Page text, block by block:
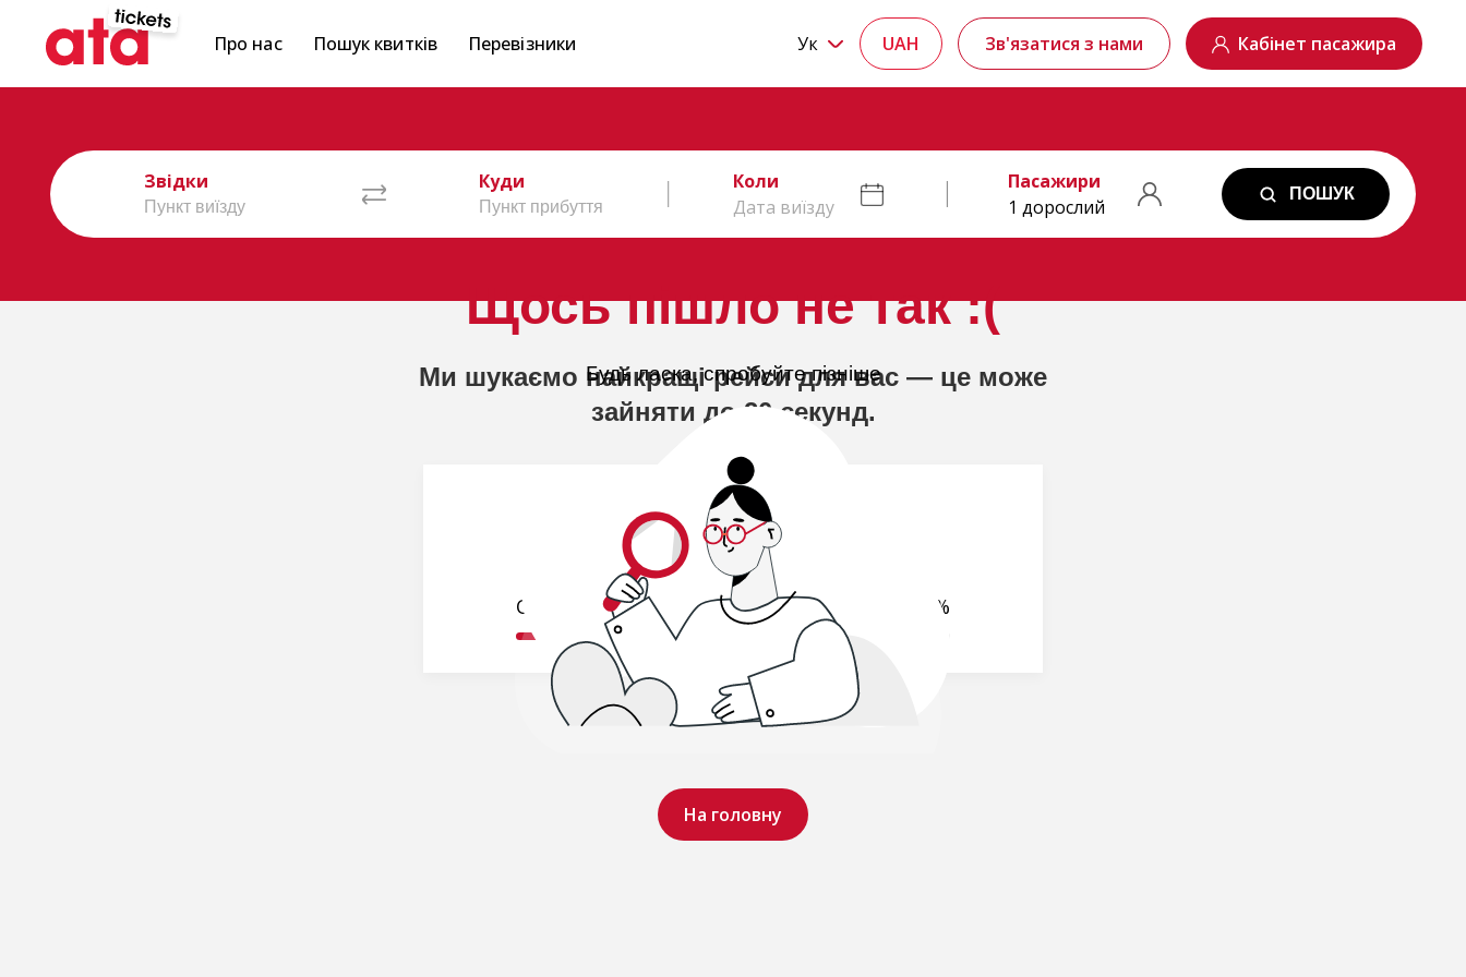
Щось пішло не так :(
Будь ласка, спробуйте пізніше
На головну
Про нас Пошук квитків Перевізники Ук UAH Зв'язатися з нами Кабінет пасажира
Звідки Куди
Коли
Дата виїзду
Пасажири
1 дорослий
ПОШУК
Ми шукаємо найкращі рейси для вас — це може
зайняти до 20 секунд.
Обробляємо ваш запит.. 19%